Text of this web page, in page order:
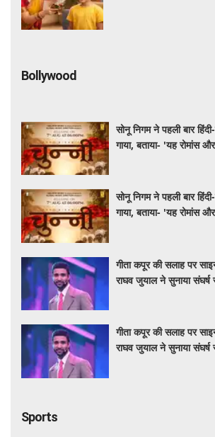
Bollywood
सोनू निगम ने पहली बार
गाया, बताया- 'यह रोमांस
सोनू निगम ने पहली बार
गाया, बताया- 'यह रोमांस
गीता कपूर की सलाह पर
राघव जुयाल ने सुनाया
गीता कपूर की सलाह पर
राघव जुयाल ने सुनाया
Sports